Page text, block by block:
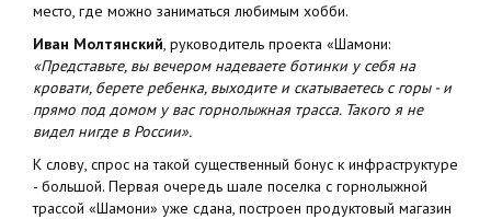
место, где можно заниматься любимым хобби.
Иван Молтянский, руководитель проекта «Шамони:
«Представьте, вы вечером надеваете ботинки у себя на
кровати, берете ребенка, выходите и скатываетесь с горы - и
прямо под домом у вас горнолыжная трасса. Такого я не
видел нигде в России».
К слову, спрос на такой существенный бонус к инфраструктуре
- большой. Первая очередь шале поселка с горнолыжной
трассой «Шамони» уже сдана, построен продуктовый магазин